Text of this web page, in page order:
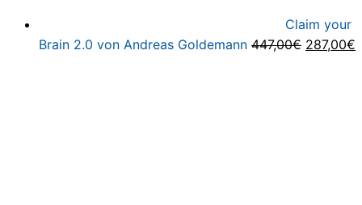
Claim your
Brain 2.0 von Andreas Goldemann 447,00€ 287,00€